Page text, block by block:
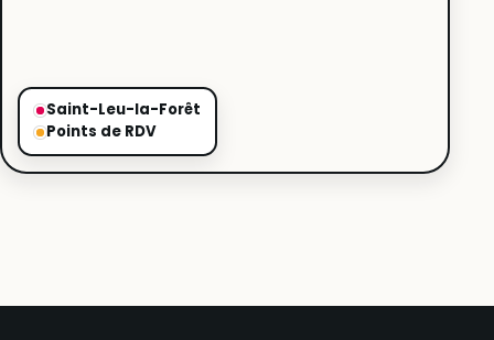
Saint-Leu-la-Forêt
Points de RDV